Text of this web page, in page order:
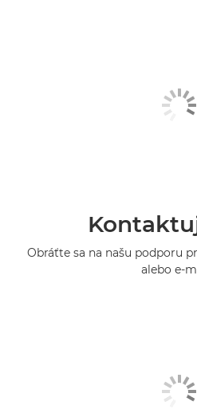
Obráťte sa na našu podporu
alebo e-